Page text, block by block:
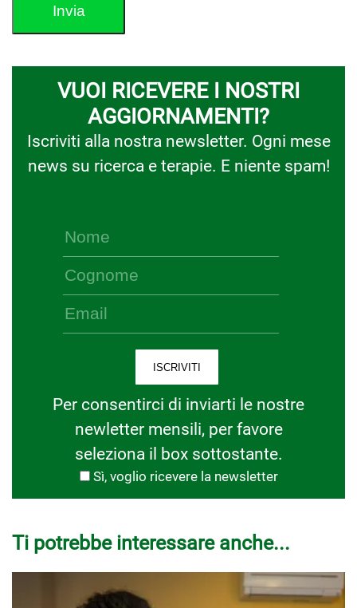
VUOI RICEVERE I NOSTRI
AGGIORNAMENTI?
Iscriviti alla nostra newsletter. Ogni mese
news su ricerca e terapie. E niente spam!
Per consentirci di inviarti le nostre
newletter mensili, per favore
seleziona il box sottostante.
Sì, voglio ricevere la newsletter
Ti potrebbe interessare anche...